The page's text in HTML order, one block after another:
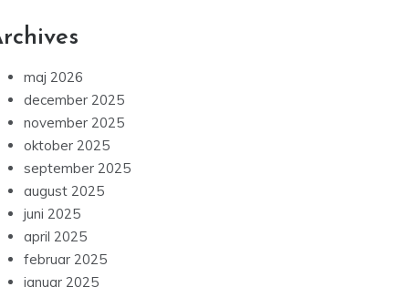
maj 2026
december 2025
november 2025
oktober 2025
september 2025
august 2025
juni 2025
april 2025
februar 2025
januar 2025